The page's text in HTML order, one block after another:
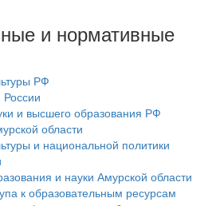
и нормативные
РФ
и высшего образования РФ
области
и национальной политики
и науки Амурской области
к образовательным ресурсам